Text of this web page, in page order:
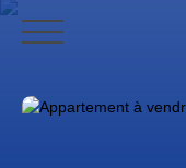
ACCUEIL ACHETER